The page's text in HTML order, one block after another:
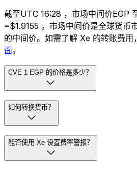
截至UTC 16:28 ，市场中间价EGP
=$1.9155 。市场中间价是全球货币
的中间价。如需了解 Xe 的转账费用
面。
CVE 1 EGP 的价格是多少？
如何转换货币？
能否使用 Xe 设置费率警报？